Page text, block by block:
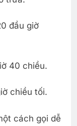
đầu giờ
40 chiều.
chiều tối.
cách gọi dễ